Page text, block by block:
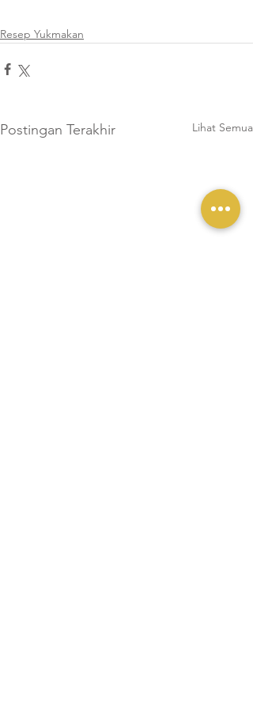
Resep Yukmakan
Postingan Terakhir Lihat Semua